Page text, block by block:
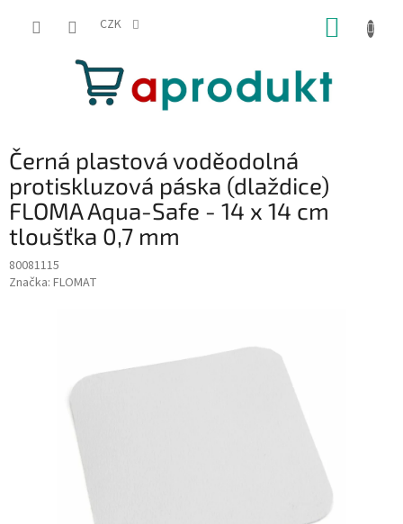
CZK
Černá plastová voděodolná
protiskluzová páska (dlaždice)
FLOMA Aqua-Safe - 14 x 14 cm
tloušťka 0,7 mm
80081115
Značka: FLOMAT